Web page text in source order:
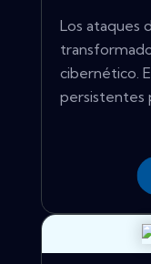
Los ataques
cibernético.
persistentes